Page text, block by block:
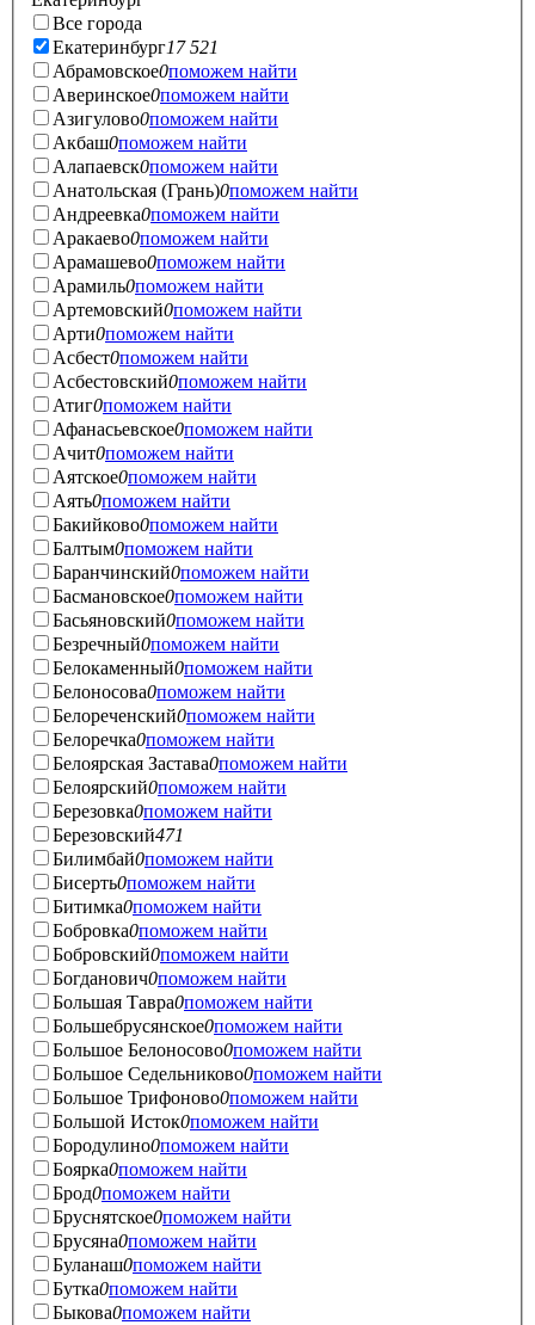
Все города
Екатеринбург17 521
Абрамовское0поможем найти
Аверинское0поможем найти
Азигулово0поможем найти
Акбаш0поможем найти
Алапаевск0поможем найти
Анатольская (Грань)0поможем найти
Андреевка0поможем найти
Аракаево0поможем найти
Арамашево0поможем найти
Арамиль0поможем найти
Артемовский0поможем найти
Арти0поможем найти
Асбест0поможем найти
Асбестовский0поможем найти
Атиг0поможем найти
Афанасьевское0поможем найти
Ачит0поможем найти
Аятское0поможем найти
Аять0поможем найти
Бакийково0поможем найти
Балтым0поможем найти
Баранчинский0поможем найти
Басмановское0поможем найти
Басьяновский0поможем найти
Безречный0поможем найти
Белокаменный0поможем найти
Белоносова0поможем найти
Белореченский0поможем найти
Белоречка0поможем найти
Белоярская Застава0поможем найти
Белоярский0поможем найти
Березовка0поможем найти
Березовский471
Билимбай0поможем найти
Бисерть0поможем найти
Битимка0поможем найти
Бобровка0поможем найти
Бобровский0поможем найти
Богданович0поможем найти
Большая Тавра0поможем найти
Большебрусянское0поможем найти
Большое Белоносово0поможем найти
Большое Седельниково0поможем найти
Большое Трифоново0поможем найти
Большой Исток0поможем найти
Бородулино0поможем найти
Боярка0поможем найти
Брод0поможем найти
Бруснятское0поможем найти
Брусяна0поможем найти
Буланаш0поможем найти
Бутка0поможем найти
Быкова0поможем найти